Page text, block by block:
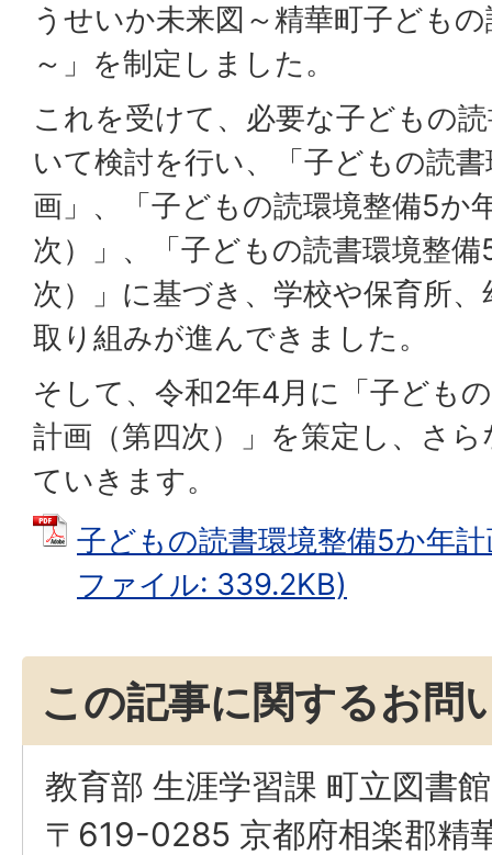
うせいか未来図～精華町子ども
～」を制定しました。
これを受けて、必要な子どもの
いて検討を行い、「子どもの読
画」、「子どもの読環境整備5か
次）」、「子どもの読書環境整
次）」に基づき、学校や保育所
取り組みが進んできました。
そして、令和2年4月に「子ども
計画（第四次）」を策定し、さ
ていきます。
子どもの読書環境整備5か年
ファイル: 339.2KB)
この記事に関するお問
教育部 生涯学習課 町立図書館
〒619-0285 京都府相楽郡精